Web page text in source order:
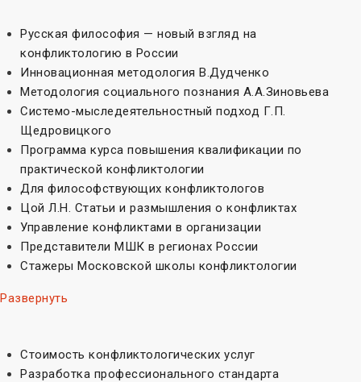
Русская философия — новый взгляд на
конфликтологию в России
Инновационная методология В.Дудченко
Методология социального познания А.А.Зиновьева
Системо-мыследеятельностный подход Г.П.
Щедровицкого
Программа курса повышения квалификации по
практической конфликтологии
Для философствующих конфликтологов
Цой Л.Н. Статьи и размышления о конфликтах
Управление конфликтами в организации
Представители МШК в регионах России
Стажеры Московской школы конфликтологии
Развернуть
Стоимость конфликтологических услуг
Разработка профессионального стандарта